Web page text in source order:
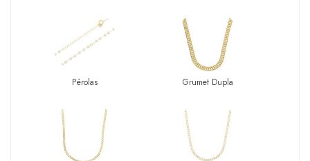
Pérolas Grumet Dupla